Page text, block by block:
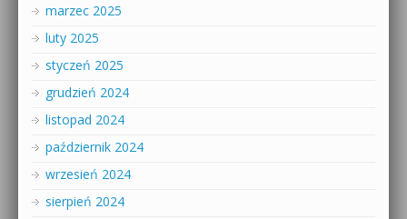
marzec 2025
luty 2025
styczeń 2025
grudzień 2024
listopad 2024
październik 2024
wrzesień 2024
sierpień 2024